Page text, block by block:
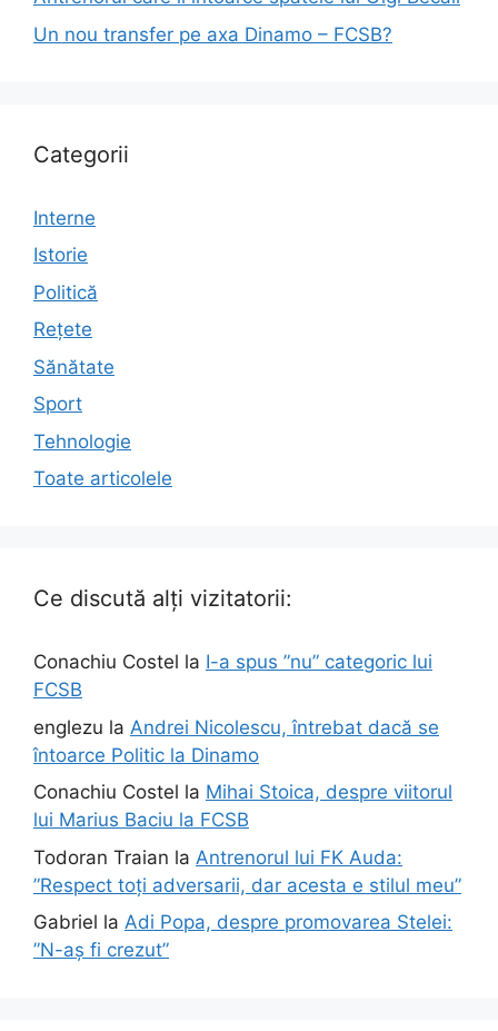
Un nou transfer pe axa Dinamo – FCSB?
Categorii
Interne
Istorie
Politică
Rețete
Sănătate
Sport
Tehnologie
Toate articolele
Ce discută alți vizitatorii:
Conachiu Costel la I-a spus ”nu” categoric lui
FCSB
englezu la Andrei Nicolescu, întrebat dacă se
întoarce Politic la Dinamo
Conachiu Costel la Mihai Stoica, despre viitorul
lui Marius Baciu la FCSB
Todoran Traian la Antrenorul lui FK Auda:
”Respect toți adversarii, dar acesta e stilul meu”
Gabriel la Adi Popa, despre promovarea Stelei:
”N-aș fi crezut”